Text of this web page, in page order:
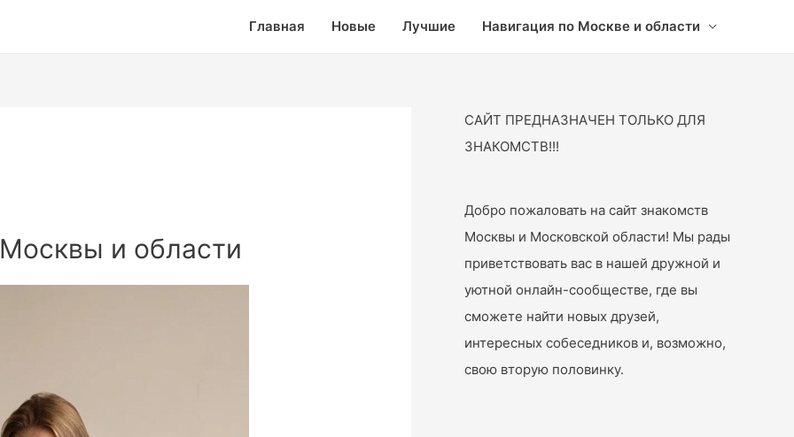
Главная Новые Лучшие Навигация по Москве и области
и области
САЙТ ПРЕДНАЗНАЧЕН ТОЛЬКО ДЛЯ
ЗНАКОМСТВ!!!
Добро пожаловать на сайт знакомств
Москвы и Московской области! Мы рады
приветствовать вас в нашей дружной и
уютной онлайн-сообществе, где вы
сможете найти новых друзей,
интересных собеседников и, возможно,
свою вторую половинку.